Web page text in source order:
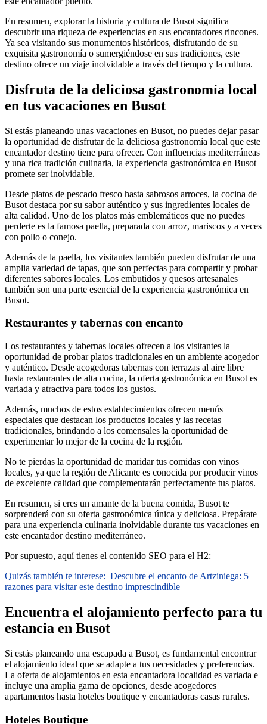
En resumen, explorar la historia y cultura de Busot significa
descubrir una riqueza de experiencias en sus encantadores rincones.
Ya sea visitando sus monumentos históricos, disfrutando de su
exquisita gastronomía o sumergiéndose en sus tradiciones, este
destino ofrece un viaje inolvidable a través del tiempo y la cultura.
Disfruta de la deliciosa gastronomía local
en tus vacaciones en Busot
Si estás planeando unas vacaciones en Busot, no puedes dejar pasar
la oportunidad de disfrutar de la deliciosa gastronomía local que este
encantador destino tiene para ofrecer. Con influencias mediterráneas
y una rica tradición culinaria, la experiencia gastronómica en Busot
promete ser inolvidable.
Desde platos de pescado fresco hasta sabrosos arroces, la cocina de
Busot destaca por su sabor auténtico y sus ingredientes locales de
alta calidad. Uno de los platos más emblemáticos que no puedes
perderte es la famosa paella, preparada con arroz, mariscos y a veces
con pollo o conejo.
Además de la paella, los visitantes también pueden disfrutar de una
amplia variedad de tapas, que son perfectas para compartir y probar
diferentes sabores locales. Los embutidos y quesos artesanales
también son una parte esencial de la experiencia gastronómica en
Busot.
Restaurantes y tabernas con encanto
Los restaurantes y tabernas locales ofrecen a los visitantes la
oportunidad de probar platos tradicionales en un ambiente acogedor
y auténtico. Desde acogedoras tabernas con terrazas al aire libre
hasta restaurantes de alta cocina, la oferta gastronómica en Busot es
variada y atractiva para todos los gustos.
Además, muchos de estos establecimientos ofrecen menús
especiales que destacan los productos locales y las recetas
tradicionales, brindando a los comensales la oportunidad de
experimentar lo mejor de la cocina de la región.
No te pierdas la oportunidad de maridar tus comidas con vinos
locales, ya que la región de Alicante es conocida por producir vinos
de excelente calidad que complementarán perfectamente tus platos.
En resumen, si eres un amante de la buena comida, Busot te
sorprenderá con su oferta gastronómica única y deliciosa. Prepárate
para una experiencia culinaria inolvidable durante tus vacaciones en
este encantador destino mediterráneo.
Por supuesto, aquí tienes el contenido SEO para el H2:
Quizás también te interese: Descubre el encanto de Artziniega: 5
razones para visitar este destino imprescindible
Encuentra el alojamiento perfecto para tu
estancia en Busot
Si estás planeando una escapada a Busot, es fundamental encontrar
el alojamiento ideal que se adapte a tus necesidades y preferencias.
La oferta de alojamientos en esta encantadora localidad es variada e
incluye una amplia gama de opciones, desde acogedores
apartamentos hasta hoteles boutique y encantadoras casas rurales.
Hoteles Boutique